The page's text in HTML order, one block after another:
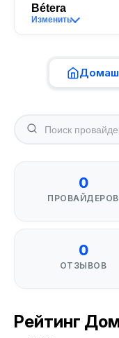
Bétera
Изменить
0
ПРОВАЙДЕРОВ
0
ОТЗЫВОВ
Рейтинг